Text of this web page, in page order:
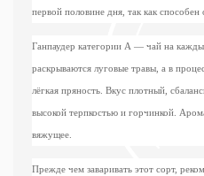
первой половине дня, так как способен
Ганпаудер категории А — чай на
раскрываются луговые травы, а в
лёгкая пряность. Вкус плотный,
высокой терпкостью и горчинкой.
вяжущее.
Прежде чем заваривать этот сорт,